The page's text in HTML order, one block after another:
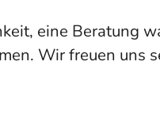
eine Beratung
Wir freuen uns